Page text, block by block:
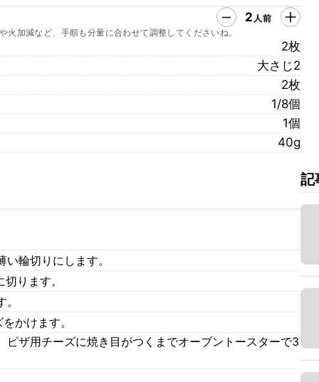
2 人前
加減など、手順も分量に合わせて調整してくださいね。
2枚
大さじ2
2枚
1/8個
1個
40g
輪切りにします。
ります。
かけます。
ピザ用チーズに焼き目がつくまでオーブントースターで3
記